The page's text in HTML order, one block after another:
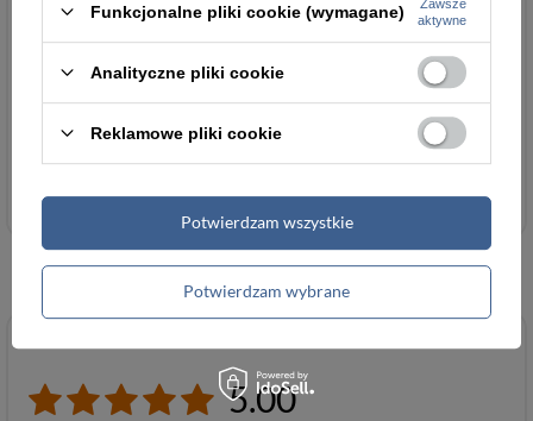
za ten produkt na terenie
UE
importEU Więcej
Torebki damskie
Opinie
5.00
Funkcjonalne pliki cookie (wymagane)
Zawsze
aktywne
Analityczne pliki cookie
Reklamowe pliki cookie
Potwierdzam wybrane
Potwierdzam wszystkie